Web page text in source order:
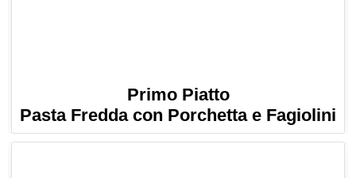
Primo Piatto
Pasta Fredda con Porchetta e Fagiolini